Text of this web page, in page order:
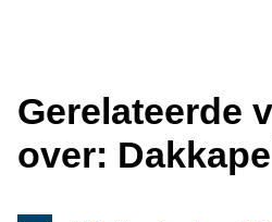
Gerelateerde
over: